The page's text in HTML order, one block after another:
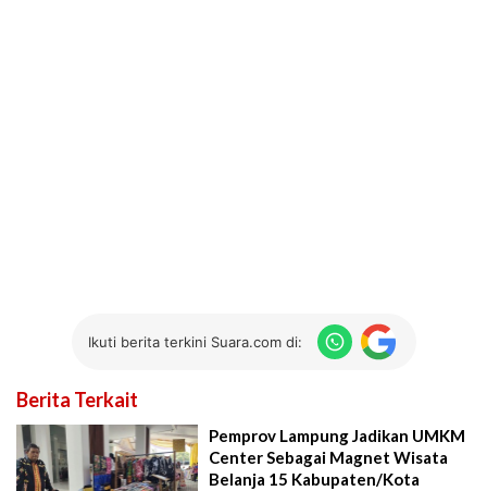
Ikuti berita terkini Suara.com di:
Berita Terkait
Pemprov Lampung Jadikan UMKM
Center Sebagai Magnet Wisata
Belanja 15 Kabupaten/Kota